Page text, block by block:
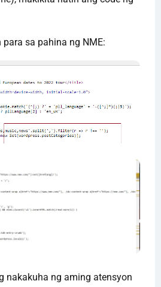
sa pahina ng NME:
nakakuha ng aming atensyon